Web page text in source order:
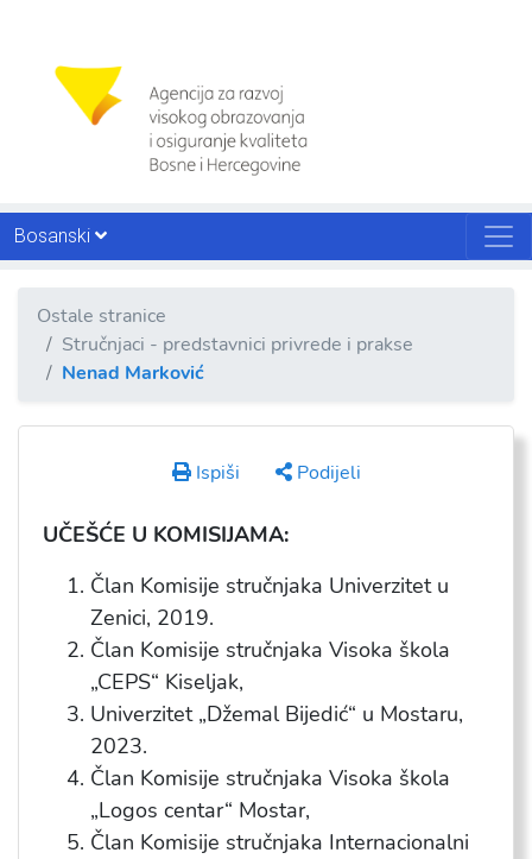
Bosanski
Ostale stranice
Stručnjaci - predstavnici privrede i prakse
Nenad Marković
Ispiši Podijeli
UČEŠĆE U KOMISIJAMA:
Član Komisije stručnjaka Univerzitet u
Zenici, 2019.
Član Komisije stručnjaka Visoka škola
„CEPS“ Kiseljak,
Univerzitet „Džemal Bijedić“ u Mostaru,
2023.
Član Komisije stručnjaka Visoka škola
„Logos centar“ Mostar,
Član Komisije stručnjaka Internacionalni